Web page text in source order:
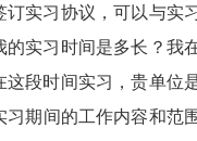
实习协议，可以与实
的实习时间是多长？我
这段时间实习，贵单位
习期间的工作内容和